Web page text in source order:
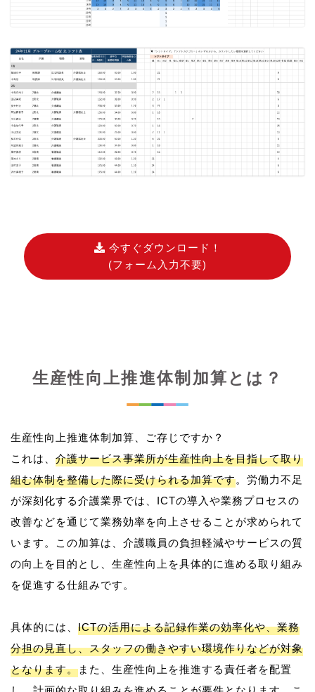
今すぐダウンロード！
(フォーム入力不要)
生産性向上推進体制加算とは？
生産性向上推進体制加算、ご存じですか？
これは、 介護サービス事業所が生産性向上を目指して取り
組む体制を整備した際に受けられる加算です。労働力不足
が深刻化する介護業界では、ICTの導入や業務プロセスの
改善などを通じて業務効率を向上させることが求められて
います。この加算は、介護職員の負担軽減やサービスの質
の向上を目的とし、生産性向上を具体的に進める取り組み
を促進する仕組みです。
具体的には、 ICTの活用による記録作業の効率化や、業務
分担の見直し、スタッフの働きやすい環境作りなどが対象
となります。また、生産性向上を推進する責任者を配置